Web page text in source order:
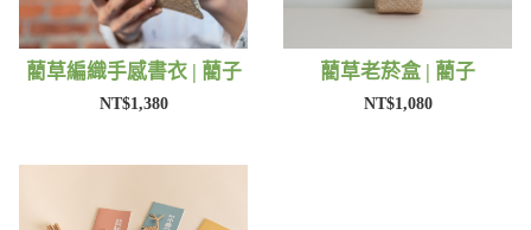
藺草編織手感書衣 | 藺子
NT$1,380
藺草老菸盒 | 藺子
NT$1,080